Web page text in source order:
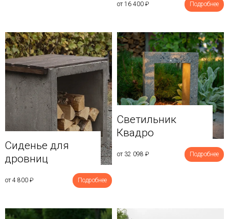
от 16 400 ₽ Подробнее
Сиденье для
дровниц
от 4 800 ₽ Подробнее
Светильник
Квадро
от 32 098 ₽ Подробнее